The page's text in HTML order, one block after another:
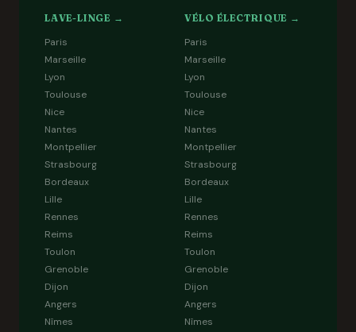
LAVE-LINGE →
Paris
Marseille
Lyon
Toulouse
Nice
Nantes
Montpellier
Strasbourg
Bordeaux
Lille
Rennes
Reims
Toulon
Grenoble
Dijon
Angers
Nîmes
VÉLO ÉLECTRIQUE →
Paris
Marseille
Lyon
Toulouse
Nice
Nantes
Montpellier
Strasbourg
Bordeaux
Lille
Rennes
Reims
Toulon
Grenoble
Dijon
Angers
Nîmes